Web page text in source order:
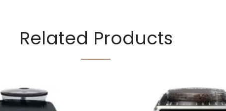
Related Products